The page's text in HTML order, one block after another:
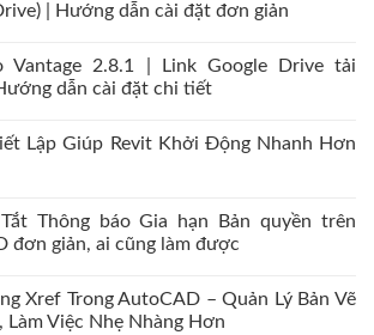
| Hướng dẫn cài đặt đơn giản
Vantage 2.8.1 | Link Google Drive tải
dẫn cài đặt chi tiết
Lập Giúp Revit Khởi Động Nhanh Hơn
Thông báo Gia hạn Bản quyền trên
đơn giản, ai cũng làm được
Xref Trong AutoCAD – Quản Lý Bản Vẽ
Làm Việc Nhẹ Nhàng Hơn